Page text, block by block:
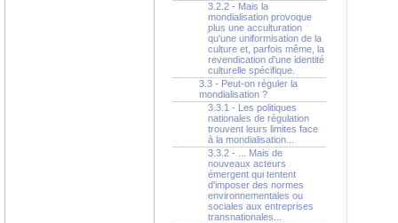
3.2.2 - Mais la
mondialisation provoque
plus une acculturation
qu'une uniformisation de la
culture et, parfois même, la
revendication d'une identité
culturelle spécifique.
3.3 - Peut-on réguler la
mondialisation ?
3.3.1 - Les politiques
nationales de régulation
trouvent leurs limites face
à la mondialisation...
3.3.2 - ... Mais de
nouveaux acteurs
émergent qui tentent
d'imposer des normes
environnementales ou
sociales aux entreprises
transnationales...